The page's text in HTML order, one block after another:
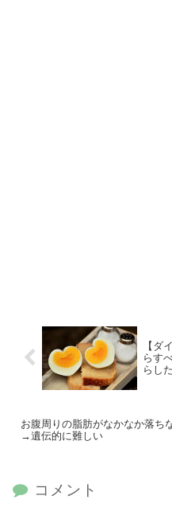
【ダ
らす
らし
お腹周りの脂肪がなかなか落ち
→遺伝的に難しい
コメント